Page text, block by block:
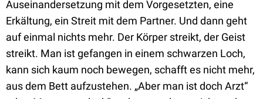
Auseinandersetzung mit dem Vorgesetzten, eine
Erkältung, ein Streit mit dem Partner. Und dann geht
auf einmal nichts mehr. Der Körper streikt, der Geist
streikt. Man ist gefangen in einem schwarzen Loch,
kann sich kaum noch bewegen, schafft es nicht mehr,
aus dem Bett aufzustehen. „Aber man ist doch Arzt“